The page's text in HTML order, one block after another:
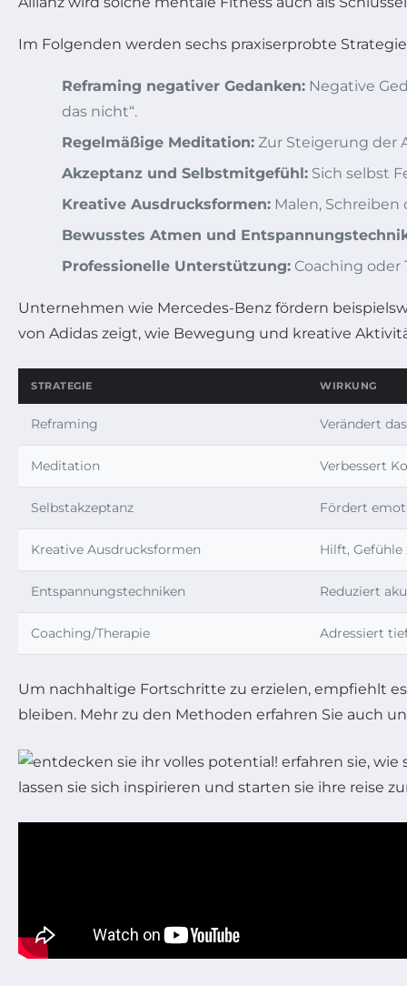
Im Folgenden werden sechs praxiserprobte
Reframing negativer Gedanken: Negative
das nicht“.
Regelmäßige Meditation: Zur Steigerung der
Akzeptanz und Selbstmitgefühl: Sich selbst
Kreative Ausdrucksformen: Malen,
Bewusstes Atmen und
Professionelle Unterstützung: Coaching oder
Unternehmen wie Mercedes-Benz fördern
von Adidas zeigt, wie Bewegung und kreative
STRATEGIE WIRKUNG
Reframing Verändert
Meditation Verbessert
Selbstakzeptanz Fördert
Kreative Ausdrucksformen Hilft, Gefühle
Entspannungstechniken Reduziert
Coaching/Therapie Adressiert
Um nachhaltige Fortschritte zu erzielen, empfiehlt
bleiben. Mehr zu den Methoden erfahren Sie auch